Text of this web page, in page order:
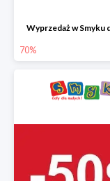
Wyprzedaż w Smyku
70%